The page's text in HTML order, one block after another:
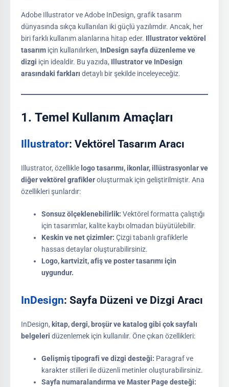
Adobe Illustrator ve Adobe InDesign, grafik tasarım
dünyasında sıkça kullanılan iki güçlü yazılımdır. Ancak, her
biri farklı kullanım alanlarına hitap eder. Illustrator vektörel
tasarım için kullanılırken, InDesign sayfa düzenleme ve
dizgi için idealdir. Bu yazıda, Illustrator ve InDesign
arasındaki farkları detaylı bir şekilde inceleyeceğiz.
1. Temel Kullanım Amaçları
Illustrator: Vektörel Tasarım Aracı
Illustrator, özellikle logo tasarımı, ikonlar, illüstrasyonlar ve
diğer vektörel grafikleroluşturmak için geliştirilmiştir. Ana
özellikleri şunlardır:
Sonsuz ölçeklenebilirlik: Vektörel formatta çalıştığı
için tasarımlar, kalite kaybı olmadan büyütülebilir.
Keskin ve net çizimler: Çizgi tabanlı grafiklerle
hassas detaylar oluşturabilirsiniz.
Logo, kartvizit, afiş ve poster tasarımı için
uygundur.
InDesign: Sayfa Düzeni ve Dizgi Aracı
InDesign, kitap, dergi, broşür ve katalog gibi çok sayfalı
belgeleri düzenlemek için kullanılır. Öne çıkan özellikleri:
Gelişmiş tipografi ve dizgi desteği: Paragraf ve
karakter stilleri ile düzenli metinler oluşturabilirsiniz.
Sayfa numaralandırma ve Master Page desteği: